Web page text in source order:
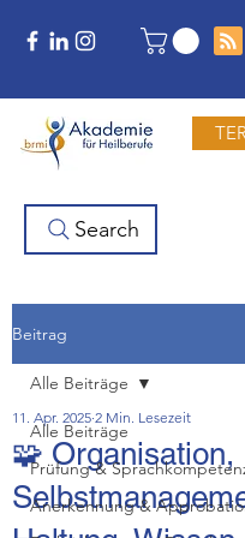
Search
Beitrag
Alle Beiträge
Prüfung &
Anerkennung &
Alle Beiträge
🧩 Organisation,
11. Apr. 2025 2 Min. Lesezeit